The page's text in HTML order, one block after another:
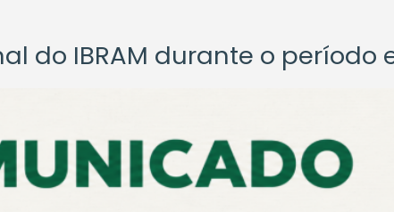
do IBRAM durante o período